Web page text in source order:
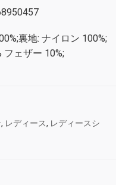
裏地: ナイロン 100%;
フェザー 10%;
, レディース, レディースシ